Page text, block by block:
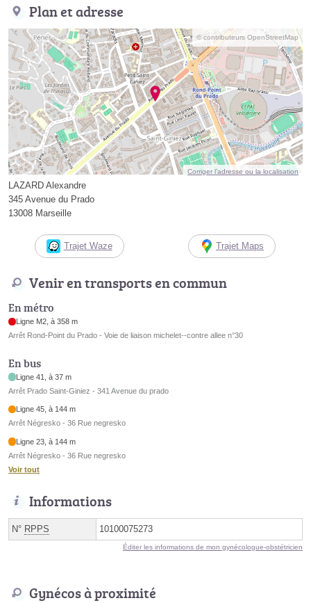
Plan et adresse
© contributeurs OpenStreetMap
Corriger l’adresse ou la localisation
LAZARD Alexandre
345 Avenue du Prado
13008 Marseille
Trajet Waze Trajet Maps
Venir en transports en commun
En métro
Ligne M2, à 358 m
Arrêt Rond-Point du Prado - Voie de liaison michelet--contre allee n°30
En bus
Ligne 41, à 37 m
Arrêt Prado Saint-Giniez - 341 Avenue du prado
Ligne 45, à 144 m
Arrêt Négresko - 36 Rue negresko
Ligne 23, à 144 m
Arrêt Négresko - 36 Rue negresko
Voir tout
Informations
N° RPPS 10100075273
Éditer les informations de mon gynécologue-obstétricien
Gynécos à proximité